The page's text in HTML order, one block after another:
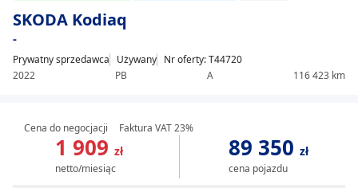
20
SKODA Kodiaq
-
Prywatny sprzedawca
Używany
2022
PB A 116 423 km
Nr oferty: T44720
1 909zł
netto/miesiąc
89 350zł
cena pojazdu
Cena do negocjacji Faktura VAT 23%